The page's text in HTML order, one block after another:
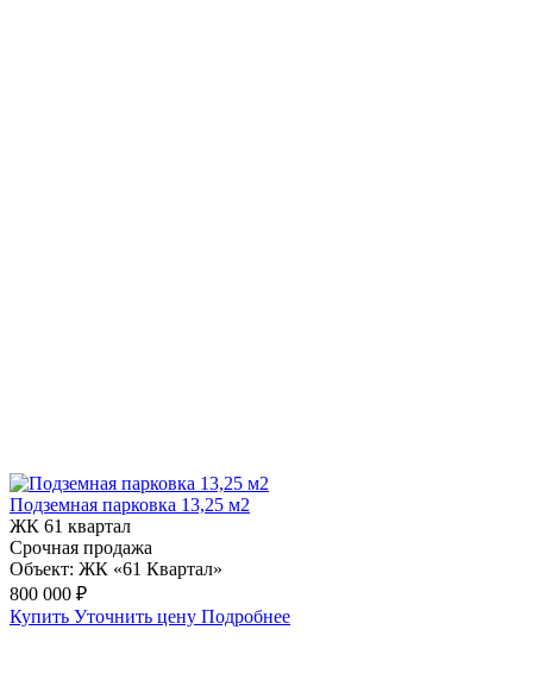
Подземная парковка 13,25 м2
ЖК 61 квартал
Срочная продажа
Объект: ЖК «61 Квартал»
800 000 ₽
Купить Уточнить цену Подробнее